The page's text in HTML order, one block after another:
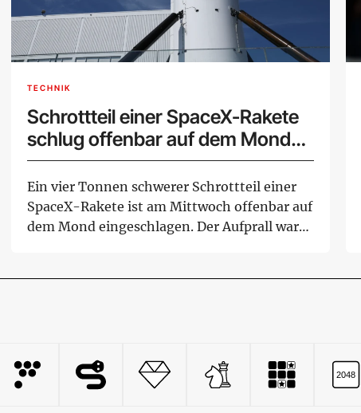
TECHNIK
Schrottteil einer SpaceX-Rakete
schlug offenbar auf dem Mond
ein
Ein vier Tonnen schwerer Schrottteil einer
SpaceX-Rakete ist am Mittwoch offenbar auf
dem Mond eingeschlagen. Der Aufprall war